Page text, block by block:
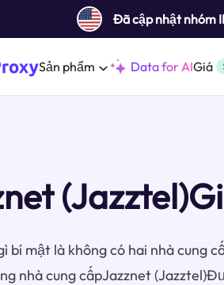
Đã cập nhật nhóm
Sản phẩm Data for AIGiá
bí mật là không có hai nhà cung
nhà cung cấpJazznet